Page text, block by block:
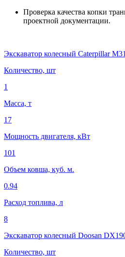
Проверка качества копки
проектной документации.
Экскаватор колесный Caterpillar
Количество, шт
1
Масса, т
17
Мощность двигателя, кВт
101
Объем ковша, куб. м.
0.94
Расход топлива, л
8
Экскаватор колесный Doosan
Количество, шт